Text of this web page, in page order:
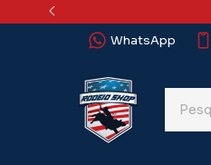
WhatsApp